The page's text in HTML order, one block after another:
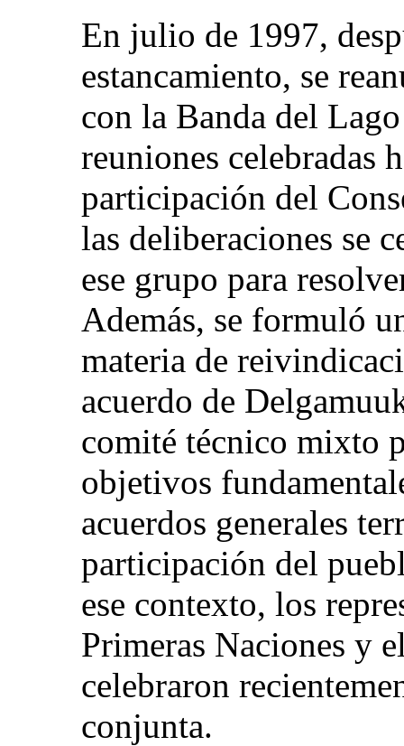
En julio de 1997,
estancamiento, se
con la Banda del
reuniones celebradas
participación del
las deliberaciones se
ese grupo para
Además, se formuló
materia de
acuerdo de
comité técnico mixto
objetivos
acuerdos generales
participación del
ese contexto, los
Primeras Naciones y
celebraron
conjunta.